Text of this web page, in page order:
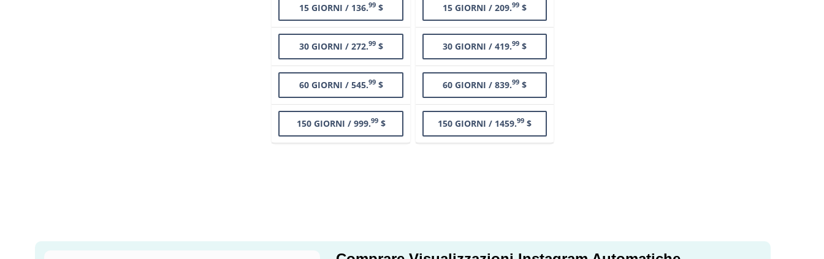
15 GIORNI / 136.99$
30 GIORNI / 272.99$
60 GIORNI / 545.99$
150 GIORNI / 999.99$
15 GIORNI / 209.99$
30 GIORNI / 419.99$
60 GIORNI / 839.99$
150 GIORNI / 1459.99$